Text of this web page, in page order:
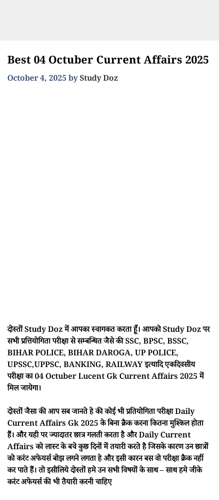
Best 04 Octuber Current Affairs 2025
October 4, 2025 byStudy Doz
दोस्तों Study Doz में आपका स्वागकत करता हूँ। आपको Study Doz पर
सभी प्रत्तियोगिता परीक्षा से सम्बन्धित जैसे की SSC, BPSC, BSSC,
BIHAR POLICE, BIHAR DAROGA, UP POLICE,
UPSSC,UPPSC, BANKING, RAILWAY इत्यादि एकदिवसीय
परीक्षा का 04 Octuber Lucent Gk Current Affairs 2025 में
मिल जायेगा।
दोस्तों जैसा की आप सब जानते हे की कोई भी प्रतियोगिता परीक्षा Daily
Current Affairs Gk 2025 के बिना क्रैक करना कितना मुश्किल होता
हैं। और यही पर ज्यादातर छात्र गलती करता है और Daily Current
Affairs को लास्ट के बचे कुछ दिनों में तयारी करते है जिसके कारण उन छात्रों
को करंट अफेयर्स बोझ लगने लगता हे और इसी कारन बस वो परीक्षा क्रैक नहीं
कर पाते हैं। तो इसीलिये दोस्तों हमे उन सभी विषयों के साथ – साथ हमे जीके
करंट अफेयर्स की भी तैयारी करनी चाहिए